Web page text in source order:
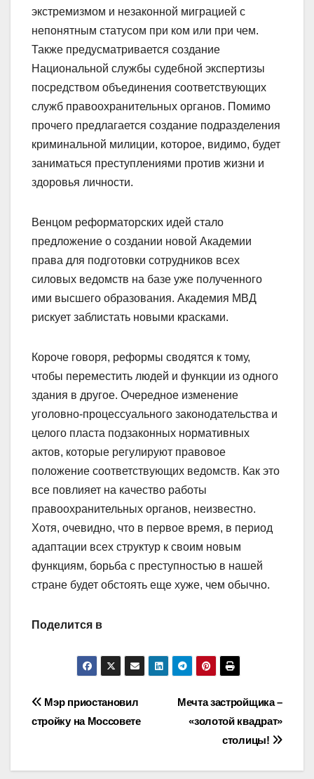
экстремизмом и незаконной миграцией с
непонятным статусом при ком или при чем.
Также предусматривается создание
Национальной службы судебной экспертизы
посредством объединения соответствующих
служб правоохранительных органов. Помимо
прочего предлагается создание подразделения
криминальной милиции, которое, видимо, будет
заниматься преступлениями против жизни и
здоровья личности.
Венцом реформаторских идей стало
предложение о создании новой Академии
права для подготовки сотрудников всех
силовых ведомств на базе уже полученного
ими высшего образования. Академия МВД
рискует заблистать новыми красками.
Короче говоря, реформы сводятся к тому,
чтобы переместить людей и функции из одного
здания в другое. Очередное изменение
уголовно-процессуального законодательства и
целого пласта подзаконных нормативных
актов, которые регулируют правовое
положение соответствующих ведомств. Как это
все повлияет на качество работы
правоохранительных органов, неизвестно.
Хотя, очевидно, что в первое время, в период
адаптации всех структур к своим новым
функциям, борьба с преступностью в нашей
стране будет обстоять еще хуже, чем обычно.
Поделится в
Навигация
по
записям
Мечта застройщика –
«золотой квадрат»
столицы!
Мэр приостановил
стройку на Моссовете